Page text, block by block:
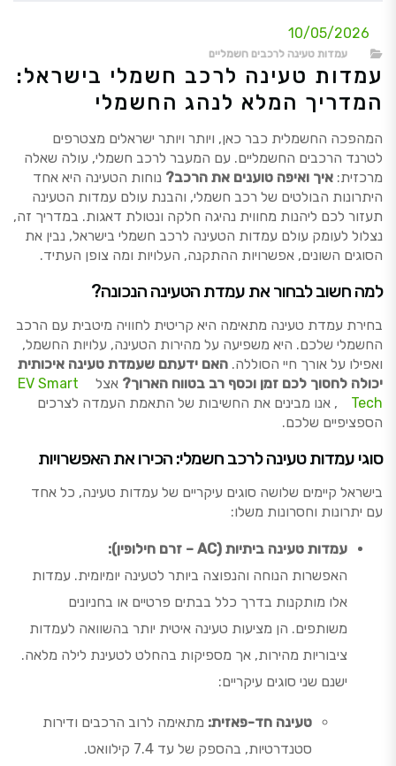
10/05/2026
עמדות טעינה לרכבים חשמליים
עמדות טעינה לרכב חשמלי בישראל:
המדריך המלא לנהג החשמלי
המהפכה החשמלית כבר כאן, ויותר ויותר ישראלים מצטרפים
לטרנד הרכבים החשמליים. עם המעבר לרכב חשמלי, עולה שאלה
מרכזית: איך ואיפה טוענים את הרכב? נוחות הטעינה היא אחד
היתרונות הבולטים של רכב חשמלי, והבנת עולם עמדות הטעינה
תעזור לכם ליהנות מחווית נהיגה חלקה ונטולת דאגות. במדריך זה,
נצלול לעומק עולם עמדות הטעינה לרכב חשמלי בישראל, נבין את
הסוגים השונים, אפשרויות ההתקנה, העלויות ומה צופן העתיד.
למה חשוב לבחור את עמדת הטעינה הנכונה?
בחירת עמדת טעינה מתאימה היא קריטית לחוויה מיטבית עם הרכב
החשמלי שלכם. היא משפיעה על מהירות הטעינה, עלויות החשמל,
ואפילו על אורך חיי הסוללה. האם ידעתם שעמדת טעינה איכותית
יכולה לחסוך לכם זמן וכסף רב בטווח הארוך? אצל
EV Smart
Tech
, אנו מבינים את החשיבות של התאמת העמדה לצרכים
הספציפיים שלכם.
סוגי עמדות טעינה לרכב חשמלי: הכירו את האפשרויות
בישראל קיימים שלושה סוגים עיקריים של עמדות טעינה, כל אחד
עם יתרונות וחסרונות משלו:
עמדות טעינה ביתיות (AC – זרם חילופין):
האפשרות הנוחה והנפוצה ביותר לטעינה יומיומית. עמדות
אלו מותקנות בדרך כלל בבתים פרטיים או בחניונים
משותפים. הן מציעות טעינה איטית יותר בהשוואה לעמדות
ציבוריות מהירות, אך מספיקות בהחלט לטעינת לילה מלאה.
ישנם שני סוגים עיקריים:
טעינה חד-פאזית: מתאימה לרוב הרכבים ודירות
סטנדרטיות, בהספק של עד 7.4 קילוואט.